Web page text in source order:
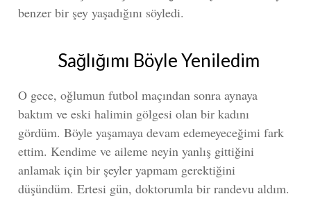
benzer bir şey yaşadığını söyledi.
Sağlığımı Böyle Yeniledim
O gece, oğlumun futbol maçından sonra aynaya
baktım ve eski halimin gölgesi olan bir kadını
gördüm. Böyle yaşamaya devam edemeyeceğimi fark
ettim. Kendime ve aileme neyin yanlış gittiğini
anlamak için bir şeyler yapmam gerektiğini
düşündüm. Ertesi gün, doktorumla bir randevu aldım.